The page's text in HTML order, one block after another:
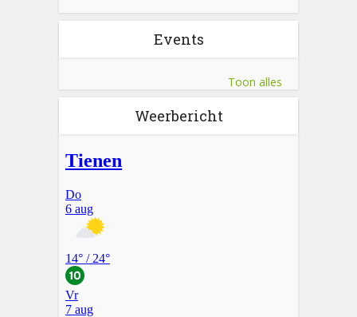
Events
Toon alles
Weerbericht